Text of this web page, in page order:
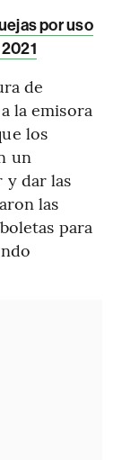
por uso
de
la emisora
los
un
dar las
las
para